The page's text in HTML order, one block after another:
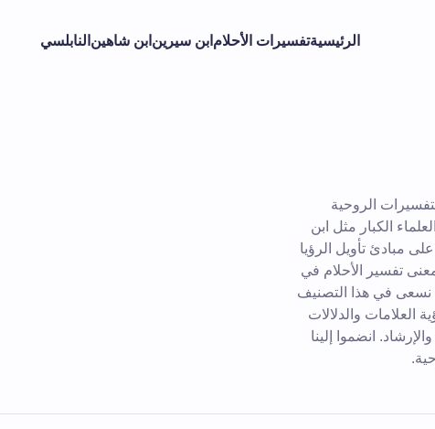
الرئيسيةتفسيرات الأحلام ابن سيرين ابن شاهين النابلسي
الروحية
الكبار مثل ابن
مبادئ تأويل الرؤيا
تفسير الأحلام في
نسعى في هذا التصنيف
العلامات والدلالات
انضموا إلينا